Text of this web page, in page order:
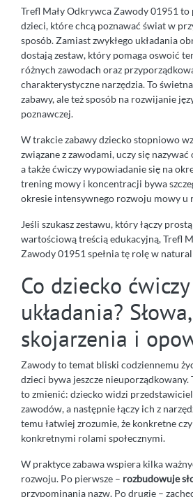
Trefl Mały Odkrywca Zawody 01951
dzieci, które chcą poznawać świat w
sposób. Zamiast zwykłego układania
dostają zestaw, który pomaga oswoić
różnych zawodach oraz
charakterystyczne narzędzia. To
zabawy, ale też sposób na rozwijanie
poznawczej.
W trakcie zabawy dziecko stopniowo
związane z zawodami, uczy się
a także ćwiczy wypowiadanie się na
trening mowy i koncentracji bywa
okresie intensywnego rozwoju mowy u
Jeśli szukasz zestawu, który łączy
wartościową treścią edukacyjną, Trefl
Zawody 01951 spełnia tę rolę w
Co dziecko
układania? Słowa,
skojarzenia i
Zawody to temat bliski codziennemu
dzieci bywa jeszcze nieuporządkowany.
to zmienić: dziecko widzi
zawodów, a następnie łączy ich z
temu łatwiej zrozumie, że konkretne
konkretnymi rolami społecznymi.
W praktyce zabawa wspiera kilka
rozwoju. Po pierwsze – rozbudowuje
przypominania nazw. Po drugie –